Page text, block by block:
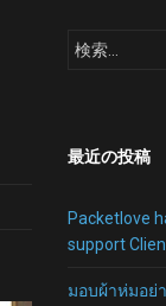
最近の投稿
Packetlove
support
มอบผ้าห่มอย่